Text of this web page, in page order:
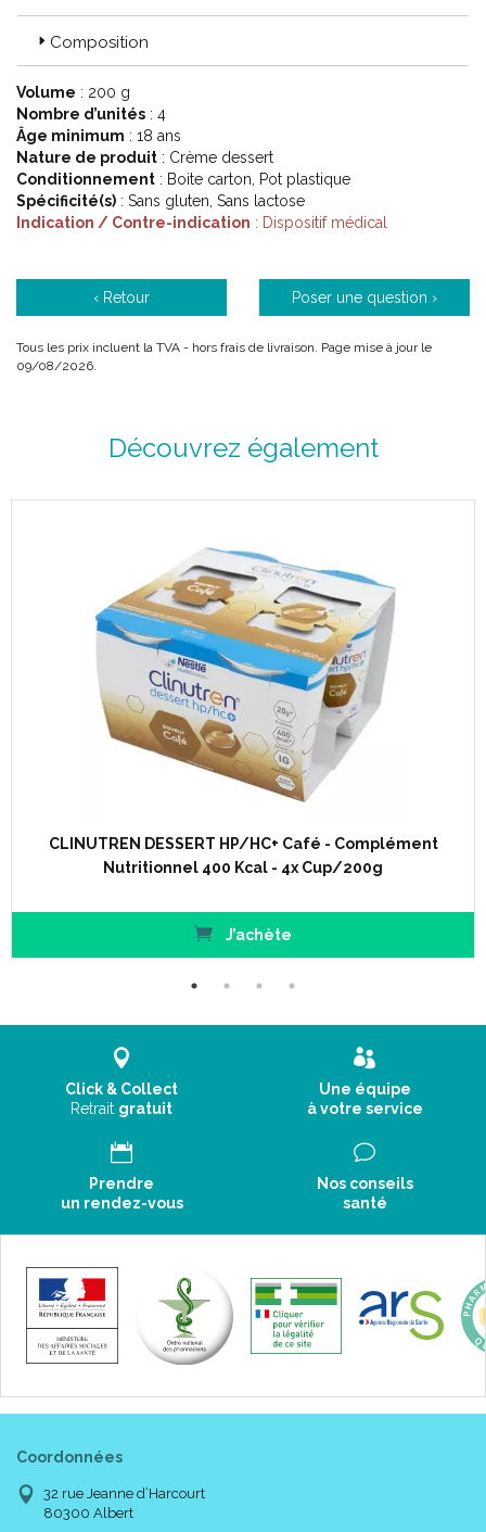
ou à risque de dénutrition des compléments nutritionnels oraux
adaptés à des situations particulières telles que le diabète, la
présence d’ escarres ou encore de troubles de la déglutition.
Composition
Volume : 200 g
Nombre d’unités : 4
Âge minimum : 18 ans
Nature de produit : Crème dessert
Conditionnement : Boite carton, Pot plastique
Spécificité(s) : Sans gluten, Sans lactose
Indication / Contre-indication : Dispositif médical
‹ Retour Poser une question ›
Tous les prix incluent la TVA - hors frais de livraison. Page mise à jour le
09/08/2026.
Découvrez également
CLINUTREN DESSERT HP/HC+ Café - Complément
Nutritionnel 400 Kcal - 4x Cup/200g
J’achète
Click & Collect
Retrait gratuit
Une équipe
à votre service
Prendre
un rendez-vous
Nos conseils
santé
Coordonnées
32 rue Jeanne d’Harcourt
80300 Albert